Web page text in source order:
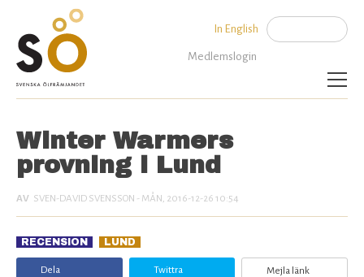
Sök
In English
Medlemslogin
Bli medlem
Om SÖ
Kontakta oss
Winter Warmers
provning i Lund
SVEN-DAVID SVENSSON - MÅN, 2016-12-26 10:54
RECENSION LUND
Dela Twittra Mejla länk